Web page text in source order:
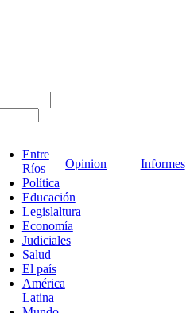
Entre
Ríos
Política
Educación
Legislaltura
Economía
Judiciales
Salud
El país
América
Latina
Opinion Informes